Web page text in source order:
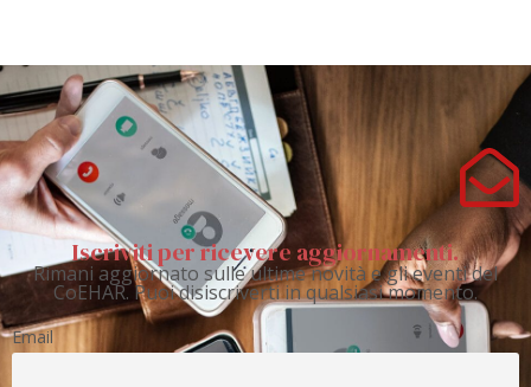
Iscriviti per ricevere aggiornamenti.
Rimani aggiornato sulle ultime novità e gli eventi del
CoEHAR. Puoi disiscriverti in qualsiasi momento.
Email